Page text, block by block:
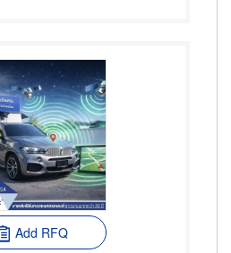
Add RFQ